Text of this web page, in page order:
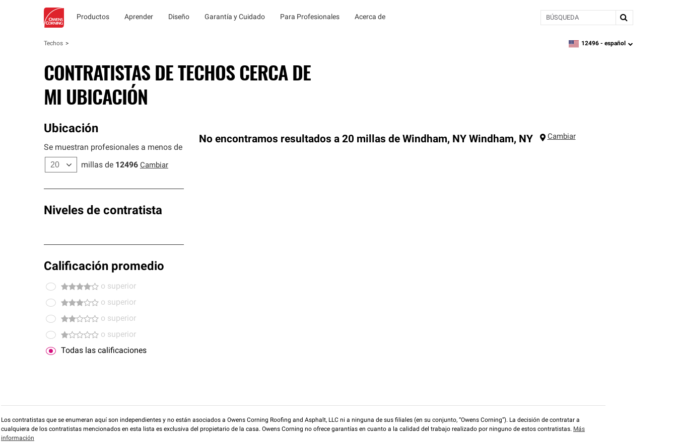
Productos Aprender Diseño Garantía y Cuidado Para Profesionales Acerca de BÚSQUEDA
Techos zipcode,language
12496 - español
CONTRATISTAS DE TECHOS CERCA DE
MI UBICACIÓN
Ubicación
Se muestran profesionales a menos de
millas de 12496 Cambiar
Niveles de contratista
Calificación promedio
o superior
o superior
o superior
o superior
Todas las calificaciones
No encontramos resultados a 20 millas de Windham, NY Windham, NY Cambiar
Los contratistas que se enumeran aquí son independientes y no están asociados a Owens Corning Roofing and Asphalt, LLC ni a ninguna de sus filiales (en su conjunto, “Owens Corning”). La decisión de contratar a
cualquiera de los contratistas mencionados en esta lista es exclusiva del propietario de la casa. Owens Corning no ofrece garantías en cuanto a la calidad del trabajo realizado por ninguno de estos contratistas. Más
información